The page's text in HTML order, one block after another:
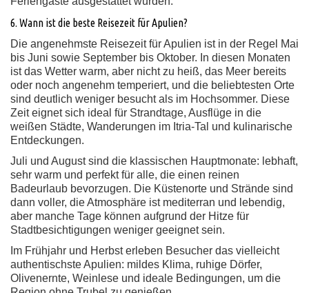
6. Wann ist die beste Reisezeit für Apulien?
Die angenehmste Reisezeit für Apulien ist in der Regel Mai
bis Juni sowie September bis Oktober. In diesen Monaten
ist das Wetter warm, aber nicht zu heiß, das Meer bereits
oder noch angenehm temperiert, und die beliebtesten Orte
sind deutlich weniger besucht als im Hochsommer. Diese
Zeit eignet sich ideal für Strandtage, Ausflüge in die
weißen Städte, Wanderungen im Itria-Tal und kulinarische
Entdeckungen.
Juli und August sind die klassischen Hauptmonate: lebhaft,
sehr warm und perfekt für alle, die einen reinen
Badeurlaub bevorzugen. Die Küstenorte und Strände sind
dann voller, die Atmosphäre ist mediterran und lebendig,
aber manche Tage können aufgrund der Hitze für
Stadtbesichtigungen weniger geeignet sein.
Im Frühjahr und Herbst erleben Besucher das vielleicht
authentischste Apulien: mildes Klima, ruhige Dörfer,
Olivenernte, Weinlese und ideale Bedingungen, um die